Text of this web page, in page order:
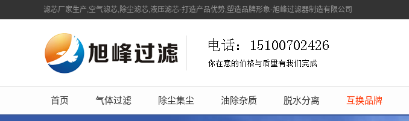
滤芯厂家生产,空气滤芯,除尘滤芯,液压滤芯-打造产品优势,塑造品牌形象-旭峰过滤器制造有限公司
首页 气体过滤 除尘集尘 油除杂质 脱水分离 互换品牌